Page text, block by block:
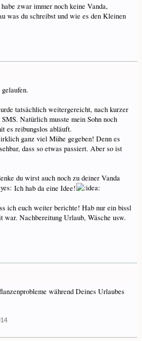
zwar immer noch keine Vanda,
was du schreibst und wie es den Kleinen
tatsächlich weitergereicht, nach kurzer
Natürlich musste mein Sohn noch
es reibungslos abläuft.
ganz viel Mühe gegeben! Denn es
dass so etwas passiert. Aber so ist
du wirst auch noch zu deiner Vanda
Ich hab da eine Idee!
ich euch weiter berichte! Hab nur ein bissl
war. Nachbereitung Urlaub, Wäsche usw.
während Deines Urlaubes